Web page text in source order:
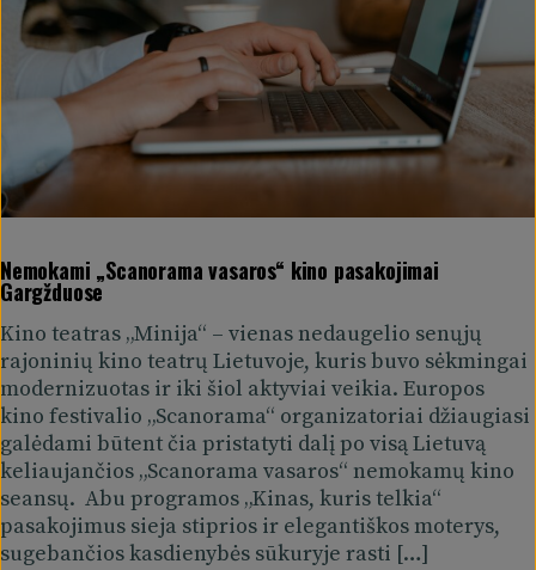
Nemokami „Scanorama vasaros“ kino pasakojimai
Gargžduose
Kino teatras „Minija“ – vienas nedaugelio senųjų
rajoninių kino teatrų Lietuvoje, kuris buvo sėkmingai
modernizuotas ir iki šiol aktyviai veikia. Europos
kino festivalio „Scanorama“ organizatoriai džiaugiasi
galėdami būtent čia pristatyti dalį po visą Lietuvą
keliaujančios „Scanorama vasaros“ nemokamų kino
seansų. Abu programos „Kinas, kuris telkia“
pasakojimus sieja stiprios ir elegantiškos moterys,
sugebančios kasdienybės sūkuryje rasti […]